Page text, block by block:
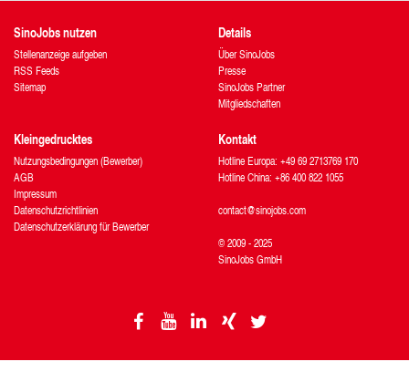
SinoJobs nutzen
Stellenanzeige aufgeben
RSS Feeds
Sitemap
Details
Über SinoJobs
Presse
SinoJobs Partner
Mitgliedschaften
Kleingedrucktes
Nutzungsbedingungen (Bewerber)
AGB
Impressum
Datenschutzrichtlinien
Datenschutzerklärung für Bewerber
Kontakt
Hotline Europa: +49 69 2713769 170
Hotline China: +86 400 822 1055
contact@sinojobs.com
© 2009 - 2025
SinoJobs GmbH